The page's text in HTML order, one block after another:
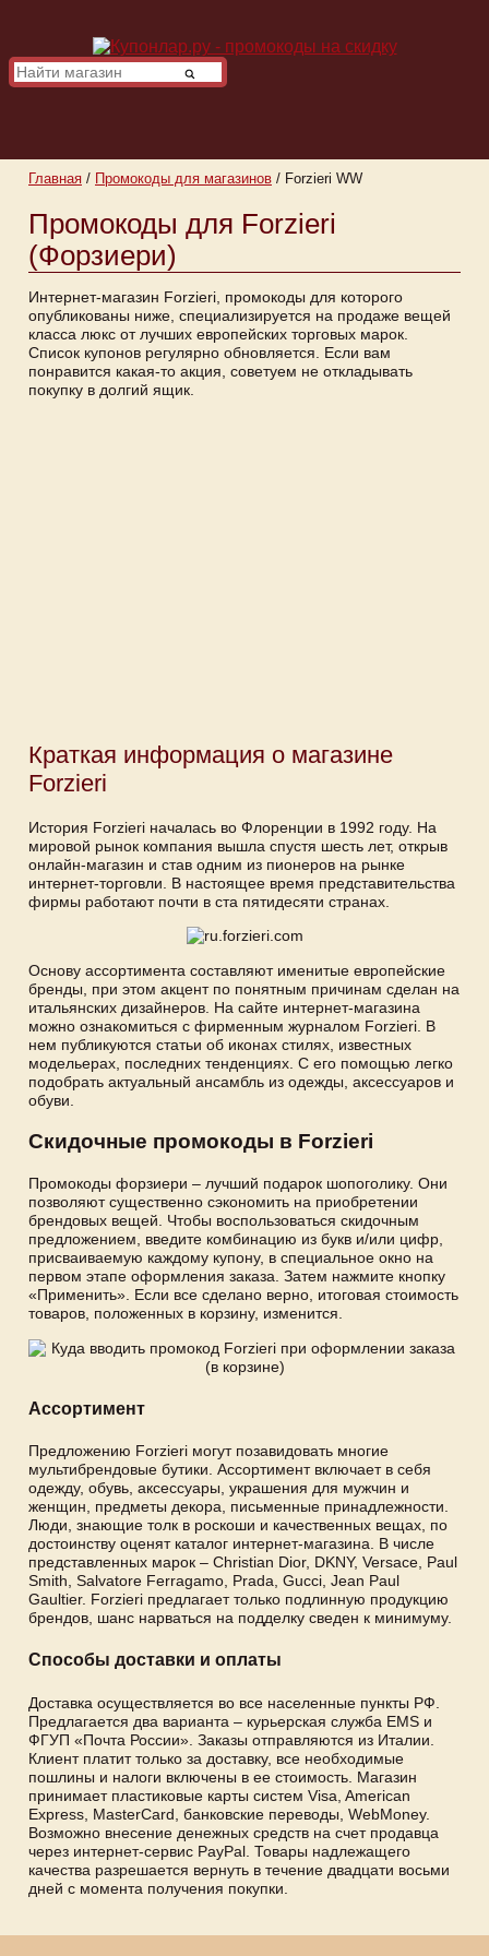
Главная / Промокоды для магазинов / Forzieri WW
Промокоды для Forzieri
(Форзиери)
Интернет-магазин Forzieri, промокоды для которого
опубликованы ниже, специализируется на продаже вещей
класса люкс от лучших европейских торговых марок.
Список купонов регулярно обновляется. Если вам
понравится какая-то акция, советуем не откладывать
покупку в долгий ящик.
Краткая информация о магазине
Forzieri
История Forzieri началась во Флоренции в 1992 году. На
мировой рынок компания вышла спустя шесть лет, открыв
онлайн-магазин и став одним из пионеров на рынке
интернет-торговли. В настоящее время представительства
фирмы работают почти в ста пятидесяти странах.
Основу ассортимента составляют именитые европейские
бренды, при этом акцент по понятным причинам сделан на
итальянских дизайнеров. На сайте интернет-магазина
можно ознакомиться с фирменным журналом Forzieri. В
нем публикуются статьи об иконах стилях, известных
модельерах, последних тенденциях. С его помощью легко
подобрать актуальный ансамбль из одежды, аксессуаров и
обуви.
Скидочные промокоды в Forzieri
Промокоды форзиери – лучший подарок шопоголику. Они
позволяют существенно сэкономить на приобретении
брендовых вещей. Чтобы воспользоваться скидочным
предложением, введите комбинацию из букв и/или цифр,
присваиваемую каждому купону, в специальное окно на
первом этапе оформления заказа. Затем нажмите кнопку
«Применить». Если все сделано верно, итоговая стоимость
товаров, положенных в корзину, изменится.
Ассортимент
Предложению Forzieri могут позавидовать многие
мультибрендовые бутики. Ассортимент включает в себя
одежду, обувь, аксессуары, украшения для мужчин и
женщин, предметы декора, письменные принадлежности.
Люди, знающие толк в роскоши и качественных вещах, по
достоинству оценят каталог интернет-магазина. В числе
представленных марок – Christian Dior, DKNY, Versace, Paul
Smith, Salvatore Ferragamo, Prada, Gucci, Jean Paul
Gaultier. Forzieri предлагает только подлинную продукцию
брендов, шанс нарваться на подделку сведен к минимуму.
Способы доставки и оплаты
Доставка осуществляется во все населенные пункты РФ.
Предлагается два варианта – курьерская служба EMS и
ФГУП «Почта России». Заказы отправляются из Италии.
Клиент платит только за доставку, все необходимые
пошлины и налоги включены в ее стоимость. Магазин
принимает пластиковые карты систем Visa, American
Express, MasterCard, банковские переводы, WebMoney.
Возможно внесение денежных средств на счет продавца
через интернет-сервис PayPal. Товары надлежащего
качества разрешается вернуть в течение двадцати восьми
дней с момента получения покупки.